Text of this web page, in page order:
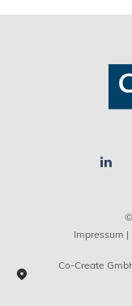
Impressum |
Co-Create